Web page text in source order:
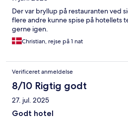
Der var bryllup på restauranten ved
flere andre kunne spise på hotellets
gerne igen.
Christian, rejse på 1 nat
Verificeret anmeldelse
8/10 Rigtig godt
27. jul. 2025
Godt hotel